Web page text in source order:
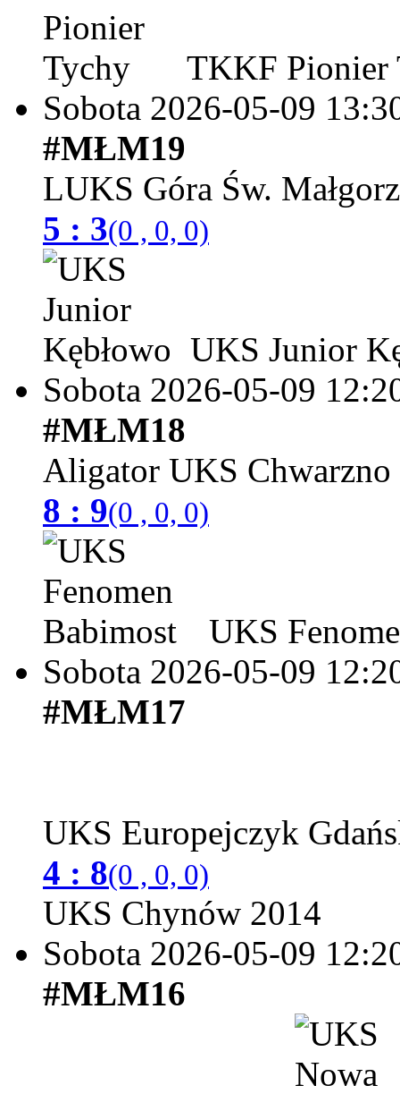
TKKF Pionier
Sobota 2026-05-09
#MŁM19
LUKS Góra Św.
5 : 3(0 , 0, 0)
UKS Junior
Sobota 2026-05-09
#MŁM18
Aligator UKS
8 : 9(0 , 0, 0)
UKS
Sobota 2026-05-09
#MŁM17
UKS Europejczyk
4 : 8(0 , 0, 0)
UKS Chynów 2014
Sobota 2026-05-09
#MŁM16